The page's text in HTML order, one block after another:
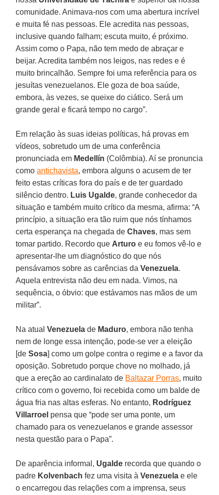
comunidade. Animava-nos com uma abertura incrível
e muita fé nas pessoas. Ele acredita nas pessoas,
inclusive quando falham; escuta muito, é próximo.
Assim como o Papa, não tem medo de abraçar e
beijar. Acredita também nos leigos, nas redes e é
muito brincalhão. Sempre foi uma referência para os
jesuítas venezuelanos. Ele goza de boa saúde,
embora, às vezes, se queixe do ciático. Será um
grande geral e ficará tempo no cargo”.
Em relação às suas ideias políticas, há provas em
vídeos, sobretudo um de uma conferência
pronunciada em Medellín (Colômbia). Aí se pronuncia
comoantichavista, embora alguns o acusem de ter
feito estas críticas fora do país e de ter guardado
silêncio dentro. Luis Ugalde, grande conhecedor da
situação e também muito crítico da mesma, afirma: “A
princípio, a situação era tão ruim que nós tínhamos
certa esperança na chegada deChaves, mas sem
tomar partido. Recordo que Arturo e eu fomos vê-lo e
apresentar-lhe um diagnóstico do que nós
pensávamos sobre as carências daVenezuela.
Aquela entrevista não deu em nada. Vimos, na
sequência, o óbvio: que estávamos nas mãos de um
militar”.
Na atualVenezuela de Maduro, embora não tenha
nem de longe essa intenção, pode-se ver a eleição
[deSosa] como um golpe contra o regime e a favor da
oposição. Sobretudo porque chove no molhado, já
que a ereção ao cardinalato de Baltazar Porras, muito
crítico com o governo, foi recebida como um balde de
água fria nas altas esferas. No entanto, Rodríguez
Villarroel pensa que “pode ser uma ponte, um
chamado para os venezuelanos e grande assessor
nesta questão para o Papa”.
De aparência informal, Ugalde recorda que quando o
padre Kolvenbach fez uma visita àVenezuela e ele
o encarregou das relações com a imprensa, seus